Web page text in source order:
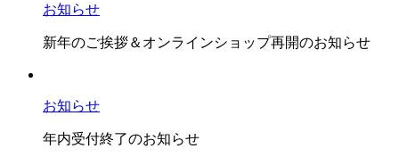
お知らせ
新年のご挨拶＆オンラインショップ再開のお知らせ
お知らせ
年内受付終了のお知らせ